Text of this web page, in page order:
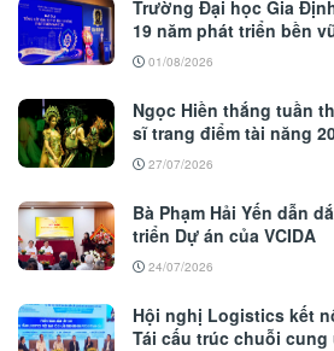
Trường Đại học Gia
19 năm phát triển bền
01/08/2026
Ngọc Hiền thắng tuần
sĩ trang điểm tài năng
27/07/2026
Bà Phạm Hải Yến dẫn
triển Dự án của VCIDA
24/07/2026
Hội nghị Logistics kết
Tái cấu trúc chuỗi cung